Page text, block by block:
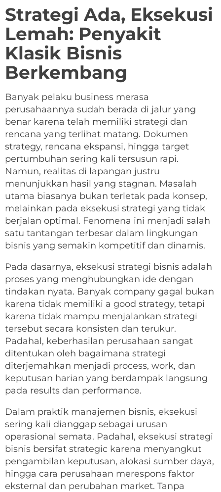
Strategi Ada, Eksekusi
Lemah: Penyakit
Klasik Bisnis
Berkembang
Banyak pelaku business merasa
perusahaannya sudah berada di jalur yang
benar karena telah memiliki strategi dan
rencana yang terlihat matang. Dokumen
strategy, rencana ekspansi, hingga target
pertumbuhan sering kali tersusun rapi.
Namun, realitas di lapangan justru
menunjukkan hasil yang stagnan. Masalah
utama biasanya bukan terletak pada konsep,
melainkan pada eksekusi strategi yang tidak
berjalan optimal. Fenomena ini menjadi salah
satu tantangan terbesar dalam lingkungan
bisnis yang semakin kompetitif dan dinamis.
Pada dasarnya, eksekusi strategi bisnis adalah
proses yang menghubungkan ide dengan
tindakan nyata. Banyak company gagal bukan
karena tidak memiliki a good strategy, tetapi
karena tidak mampu menjalankan strategi
tersebut secara konsisten dan terukur.
Padahal, keberhasilan perusahaan sangat
ditentukan oleh bagaimana strategi
diterjemahkan menjadi process, work, dan
keputusan harian yang berdampak langsung
pada results dan performance.
Dalam praktik manajemen bisnis, eksekusi
sering kali dianggap sebagai urusan
operasional semata. Padahal, eksekusi strategi
bisnis bersifat strategic karena menyangkut
pengambilan keputusan, alokasi sumber daya,
hingga cara perusahaan merespons faktor
eksternal dan perubahan market. Tanpa